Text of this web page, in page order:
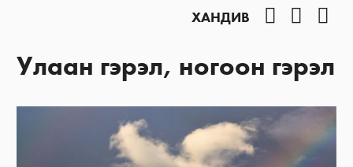
ХАНДИВ
Улаан гэрэл, ногоон гэрэл